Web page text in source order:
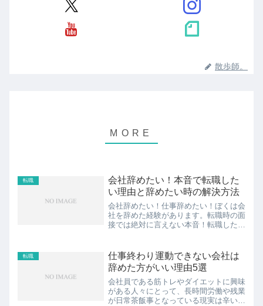
散歩師。
転職
会社辞めたい！本音で転職した
い理由と辞めたい時の解決方法
会社辞めたい！仕事辞めたい！ぼくは会
社を辞めた経験があります。転職時の面
接では絶対に言えない本音！転職したい
ぼくは転職して本当に良かったと思って
います。転職で解決するッ...
転職
仕事終わり運動できない会社は
辞めた方がいい理由5選
会社員である筋トレやダイエットに興味
がある人々にとって、長時間労働や残業
が日常茶飯事となっている現実は辛いも